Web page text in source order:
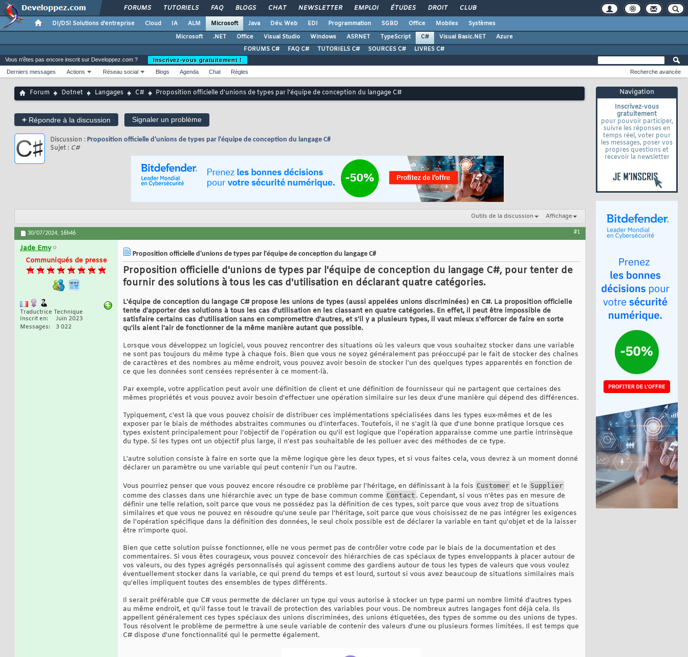
FORUMS TUTORIELS FAQ BLOGS CHAT NEWSLETTER EMPLOI ÉTUDES DROIT CLUB
DI/DSI Solutions d'entreprise Cloud IA ALM Microsoft Java Dév. Web EDI Programmation SGBD Office Mobiles
Systèmes
Microsoft
.NET Office Visual Studio Windows ASP.NET TypeScript C# Visual Basic.NET
Azure
FORUMS C#
FAQ C# TUTORIELS C# SOURCES C# LIVRES C#
Navigation
Inscrivez-vous
gratuitement
pour pouvoir participer,
suivre les réponses en
temps réel, voter pour
les messages, poser vos
propres questions et
recevoir la newsletter
Vous n'êtes pas encore inscrit sur Developpez.com ?
Inscrivez-vous gratuitement !
Derniers messages
Actions Réseau social Blogs Agenda Chat Règles Recherche avancée
Forum Dotnet Langages C# Proposition officielle d'unions de types par l'équipe de conception du langage C#
+ Répondre à la discussion Signaler un problème
Discussion : Proposition officielle d'unions de types par l'équipe de conception du langage C#
Sujet : C#
Outils de la discussion Affichage
30/07/2024, 16h46 #1
Jade Emy
Communiqués de presse
Traductrice Technique
Inscrit en
Juin 2023
Messages
3 022
Proposition officielle d'unions de types par l'équipe de conception du langage C#
Proposition officielle d'unions de types par l'équipe de conception du langage C#, pour tenter de
fournir des solutions à tous les cas d'utilisation en déclarant quatre catégories.
L'équipe de conception du langage C# propose les unions de types (aussi appelées unions discriminées) en C#. La proposition officielle
tente d'apporter des solutions à tous les cas d'utilisation en les classant en quatre catégories. En effet, il peut être impossible de
satisfaire certains cas d'utilisation sans en compromettre d'autres, et s'il y a plusieurs types, il vaut mieux s'efforcer de faire en sorte
qu'ils aient l'air de fonctionner de la même manière autant que possible.
Lorsque vous développez un logiciel, vous pouvez rencontrer des situations où les valeurs que vous souhaitez stocker dans une variable
ne sont pas toujours du même type à chaque fois. Bien que vous ne soyez généralement pas préoccupé par le fait de stocker des chaînes
de caractères et des nombres au même endroit, vous pouvez avoir besoin de stocker l'un des quelques types apparentés en fonction de
ce que les données sont censées représenter à ce moment-là.
Par exemple, votre application peut avoir une définition de client et une définition de fournisseur qui ne partagent que certaines des
mêmes propriétés et vous pouvez avoir besoin d'effectuer une opération similaire sur les deux d'une manière qui dépend des différences.
Typiquement, c'est là que vous pouvez choisir de distribuer ces implémentations spécialisées dans les types eux-mêmes et de les
exposer par le biais de méthodes abstraites communes ou d'interfaces. Toutefois, il ne s'agit là que d'une bonne pratique lorsque ces
types existent principalement pour l'objectif de l'opération ou qu'il est logique que l'opération apparaisse comme une partie intrinsèque
du type. Si les types ont un objectif plus large, il n'est pas souhaitable de les polluer avec des méthodes de ce type.
L'autre solution consiste à faire en sorte que la même logique gère les deux types, et si vous faites cela, vous devrez à un moment donné
déclarer un paramètre ou une variable qui peut contenir l'un ou l'autre.
Vous pourriez penser que vous pouvez encore résoudre ce problème par l'héritage, en définissant à la fois Customer et le Supplier
comme des classes dans une hiérarchie avec un type de base commun comme Contact . Cependant, si vous n'êtes pas en mesure de
définir une telle relation, soit parce que vous ne possédez pas la définition de ces types, soit parce que vous avez trop de situations
similaires et que vous ne pouvez en résoudre qu'une seule par l'héritage, soit parce que vous choisissez de ne pas intégrer les exigences
de l'opération spécifique dans la définition des données, le seul choix possible est de déclarer la variable en tant qu'objet et de la laisser
être n'importe quoi.
Bien que cette solution puisse fonctionner, elle ne vous permet pas de contrôler votre code par le biais de la documentation et des
commentaires. Si vous êtes courageux, vous pouvez concevoir des hiérarchies de cas spéciaux de types enveloppants à placer autour de
vos valeurs, ou des types agrégés personnalisés qui agissent comme des gardiens autour de tous les types de valeurs que vous voulez
éventuellement stocker dans la variable, ce qui prend du temps et est lourd, surtout si vous avez beaucoup de situations similaires mais
qu'elles impliquent toutes des ensembles de types différents.
Il serait préférable que C# vous permette de déclarer un type qui vous autorise à stocker un type parmi un nombre limité d'autres types
au même endroit, et qu'il fasse tout le travail de protection des variables pour vous. De nombreux autres langages font déjà cela. Ils
appellent généralement ces types spéciaux des unions discriminées, des unions étiquetées, des types de somme ou des unions de types.
Tous résolvent le problème de permettre à une seule variable de contenir des valeurs d'une ou plusieurs formes limitées. Il est temps que
C# dispose d'une fonctionnalité qui le permette également.